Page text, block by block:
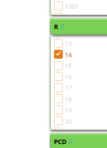
1501
1502
1505
1507
1510
1513
1516
1518
R
13
14
15
16
17
18
19
20
21
22
PCD